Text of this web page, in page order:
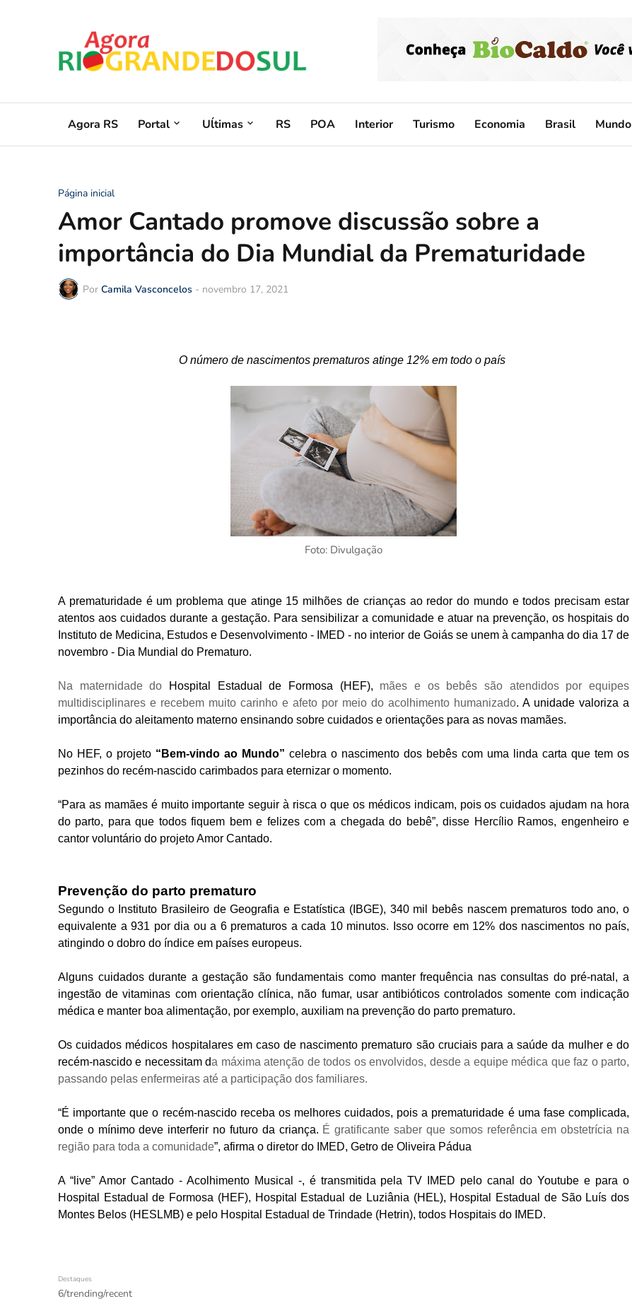
Agora RS Portal Uĺtimas RS POA Interior Turismo Economia Brasil Mundo
Página inicial
Amor Cantado promove discussão sobre a
importância do Dia Mundial da Prematuridade
Por Camila Vasconcelos - novembro 17, 2021
O número de nascimentos prematuros atinge 12% em todo o país
Foto: Divulgação
A prematuridade é um problema que atinge 15 milhões de crianças ao redor do mundo e todos precisam estar
atentos aos cuidados durante a gestação. Para sensibilizar a comunidade e atuar na prevenção, os hospitais do
Instituto de Medicina, Estudos e Desenvolvimento - IMED - no interior de Goiás se unem à campanha do dia 17 de
novembro - Dia Mundial do Prematuro.
Na maternidade do Hospital Estadual de Formosa (HEF), mães e os bebês são atendidos por equipes
multidisciplinares e recebem muito carinho e afeto por meio do acolhimento humanizado. A unidade valoriza a
importância do aleitamento materno ensinando sobre cuidados e orientações para as novas mamães.
No HEF, o projeto “Bem-vindo ao Mundo” celebra o nascimento dos bebês com uma linda carta que tem os
pezinhos do recém-nascido carimbados para eternizar o momento.
“Para as mamães é muito importante seguir à risca o que os médicos indicam, pois os cuidados ajudam na hora
do parto, para que todos fiquem bem e felizes com a chegada do bebê”, disse Hercílio Ramos, engenheiro e
cantor voluntário do projeto Amor Cantado.
Prevenção do parto prematuro
Segundo o Instituto Brasileiro de Geografia e Estatística (IBGE), 340 mil bebês nascem prematuros todo ano, o
equivalente a 931 por dia ou a 6 prematuros a cada 10 minutos. Isso ocorre em 12% dos nascimentos no país,
atingindo o dobro do índice em países europeus.
Alguns cuidados durante a gestação são fundamentais como manter frequência nas consultas do pré-natal, a
ingestão de vitaminas com orientação clínica, não fumar, usar antibióticos controlados somente com indicação
médica e manter boa alimentação, por exemplo, auxiliam na prevenção do parto prematuro.
Os cuidados médicos hospitalares em caso de nascimento prematuro são cruciais para a saúde da mulher e do
recém-nascido e necessitam da máxima atenção de todos os envolvidos, desde a equipe médica que faz o parto,
passando pelas enfermeiras até a participação dos familiares.
“É importante que o recém-nascido receba os melhores cuidados, pois a prematuridade é uma fase complicada,
onde o mínimo deve interferir no futuro da criança. É gratificante saber que somos referência em obstetrícia na
região para toda a comunidade”, afirma o diretor do IMED, Getro de Oliveira Pádua
A “live” Amor Cantado - Acolhimento Musical -, é transmitida pela TV IMED pelo canal do Youtube e para o
Hospital Estadual de Formosa (HEF), Hospital Estadual de Luziânia (HEL), Hospital Estadual de São Luís dos
Montes Belos (HESLMB) e pelo Hospital Estadual de Trindade (Hetrin), todos Hospitais do IMED.
Destaques
6/trending/recent